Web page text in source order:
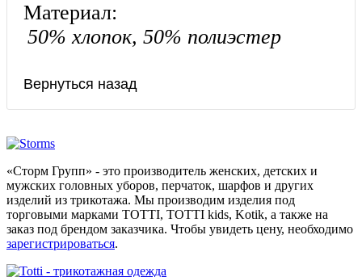
Материал:
50% хлопок, 50% полиэстер
«Сторм Групп» - это производитель женских, детских и
мужских головных уборов, перчаток, шарфов и других
изделий из трикотажа. Мы производим изделия под
торговыми марками TOTTI, TOTTI kids, Kotik, а также на
заказ под брендом заказчика. Чтобы увидеть цену, необходимо
зарегистрироваться.